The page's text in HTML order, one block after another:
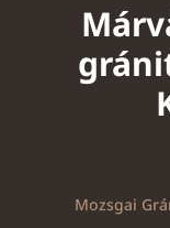
Mozsgai